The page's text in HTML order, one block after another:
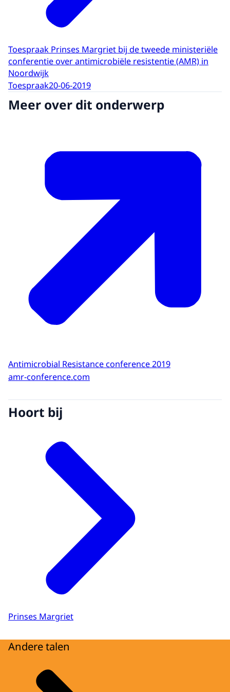
Toespraak Prinses Margriet bij de tweede ministeriële
conferentie over antimicrobiële resistentie (AMR) in
Noordwijk
Toespraak20-06-2019
Meer over dit onderwerp
Antimicrobial Resistance conference 2019
amr-conference.com
Hoort bij
Prinses Margriet
Andere talen